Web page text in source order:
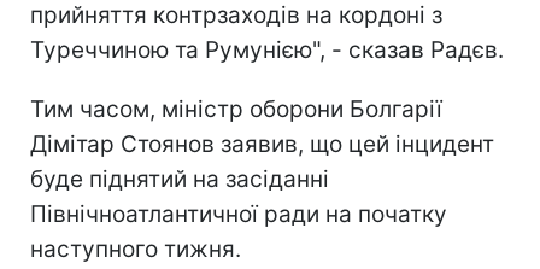
прийняття контрзаходів на кордоні з
Туреччиною та Румунією", - сказав Радєв.
Тим часом, міністр оборони Болгарії
Дімітар Стоянов заявив, що цей інцидент
буде піднятий на засіданні
Північноатлантичної ради на початку
наступного тижня.